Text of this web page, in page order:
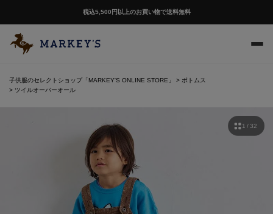
税込5,500円以上のお買い物で送料無料
子供服のセレクトショップ「MARKEY'S ONLINE STORE」
ボトムス
ツイルオーバーオール
1 / 32